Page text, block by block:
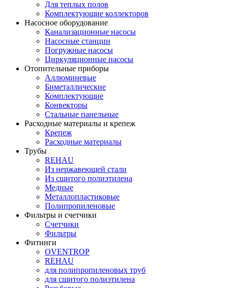
Для теплых полов
Комплектующие коллекторов
Насосное оборудование
Канализационные насосы
Насосные станции
Погружные насосы
Циркуляционные насосы
Отопительные приборы
Аллюминевые
Биметаллические
Комплектующие
Конвекторы
Стальные панельные
Расходные материалы и крепеж
Крепеж
Расходные материалы
Трубы
REHAU
Из нержавеющей стали
Из сшитого полиэтилена
Медные
Металлопластиковые
Полипропиленовые
Фильтры и счетчики
Счетчики
Фильтры
Фитинги
OVENTROP
REHAU
для полипропиленовых труб
для сшитого полиэтилена